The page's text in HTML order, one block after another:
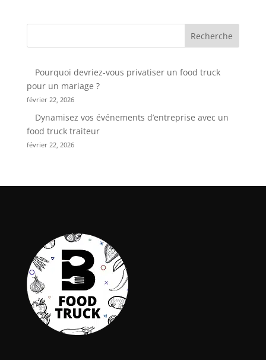
Recherche
Pourquoi devriez-vous privatiser un food truck
pour un mariage ?
février 22, 2026
Dynamisez vos événements d’entreprise avec un
food truck traiteur
février 22, 2026